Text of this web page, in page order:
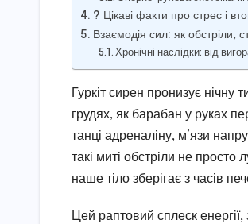
? Цікаві факти про стрес і
Взаємодія сил: як обстріли,
Хронічні наслідки: від
Гуркіт сирен пронизує нічну
грудях, як барабан у руках
танці адреналіну, м’язи
такі миті обстріли не
наше тіло зберігає з часів
Цей раптовий сплеск